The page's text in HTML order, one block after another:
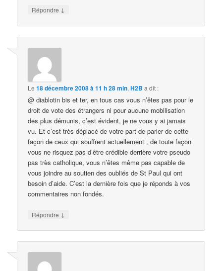
Répondre ↓
Le18 décembre 2008 à 11 h 28 min,H2B a dit :
@ diablotin bis et ter, en tous cas vous n’êtes pas pour le
droit de vote des étrangers ni pour aucune mobilisation
des plus démunis, c’est évident, je ne vous y ai jamais
vu. Et c’est très déplacé de votre part de parler de cette
façon de ceux qui souffrent actuellement , de toute façon
vous ne risquez pas d’être crédible derrière votre pseudo
pas très catholique, vous n’êtes même pas capable de
vous joindre au soutien des oubliés de St Paul qui ont
besoin d’aide. C’est la dernière fois que je réponds à vos
commentaires non fondés.
Répondre ↓